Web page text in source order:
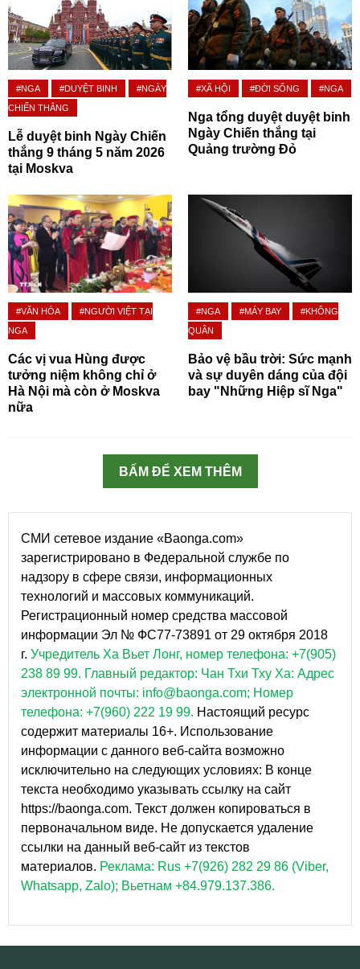
#NGA #DUYỆT BINH
#NGÀY
CHIẾN THẮNG
Lễ duyệt binh Ngày Chiến
thắng 9 tháng 5 năm 2026
tại Moskva
#XÃ HỘI #ĐỜI SỐNG #NGA
Nga tổng duyệt duyệt binh
Ngày Chiến thắng tại
Quảng trường Đỏ
#VĂN HÓA
#NGƯỜI VIỆT TẠI
NGA
Các vị vua Hùng được
tưởng niệm không chỉ ở
Hà Nội mà còn ở Moskva
nữa
#NGA #MÁY BAY
#KHÔNG
QUÂN
Bảo vệ bầu trời: Sức mạnh
và sự duyên dáng của đội
bay "Những Hiệp sĩ Nga"
BẤM ĐỂ XEM THÊM
СМИ сетевое издание «Baonga.com»
зарегистрировано в Федеральной службе по
надзору в сфере связи, информационных
технологий и массовых коммуникаций.
Регистрационный номер средства массовой
информации Эл № ФС77-73891 от 29 октября 2018
г. Учредитель Ха Вьет Лонг, номер телефона: +7(905)
238 89 99. Главный редактор: Чан Тхи Тху Ха: Адрес
электронной почты: info@baonga.com; Номер
телефона: +7(960) 222 19 99. Настоящий ресурс
содержит материалы 16+. Использование
информации с данного веб-сайта возможно
исключительно на следующих условиях: В конце
текста необходимо указывать ссылку на сайт
https://baonga.com. Текст должен копироваться в
первоначальном виде. Не допускается удаление
ссылки на данный веб-сайт из текстов
материалов. Реклама: Rus +7(926) 282 29 86 (Viber,
Whatsapp, Zalo); Вьетнам +84.979.137.386.